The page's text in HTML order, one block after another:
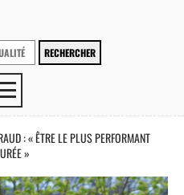
: « ÊTRE LE PLUS PERFORMANT
»